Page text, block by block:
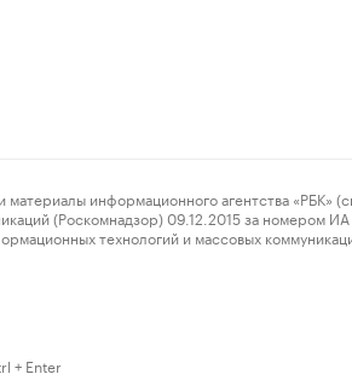
информационного агентства «РБК»
(Роскомнадзор) 09.12.2015 за номером
технологий и массовых
+ Enter